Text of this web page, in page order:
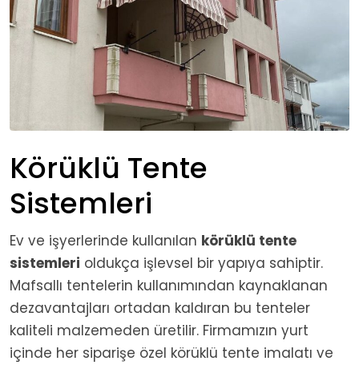
Körüklü Tente
Sistemleri
Ev ve işyerlerinde kullanılan körüklü tente
sistemleri oldukça işlevsel bir yapıya sahiptir.
Mafsallı tentelerin kullanımından kaynaklanan
dezavantajları ortadan kaldıran bu tenteler
kaliteli malzemeden üretilir. Firmamızın yurt
içinde her siparişe özel körüklü tente imalatı ve